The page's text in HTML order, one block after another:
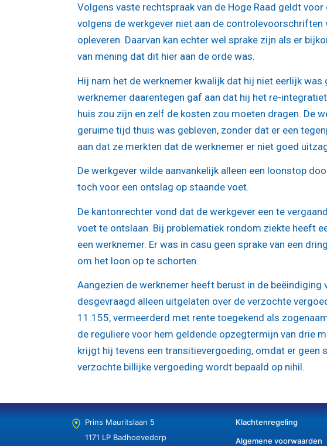
Volgens vaste rechtspraak van de Hoge Raad geldt
volgens de werkgever niet aan de
opleveren. Daarvan kan echter wel sprake zijn als er
van mening dat dit hier aan de orde was.
Hij nam het de werknemer kwalijk dat hij niet eerlijk
werknemer daarentegen gaf aan dat hij het re-
huis zou zijn en zelf de kosten zou moeten dragen. De
geruime tijd thuis was gebleven, zonder dat er een
aan dat ze merkten dat de werknemer er niet goed
De werkgever wilde aanvankelijk alleen een loonstop
toch voor een ontslag op staande voet.
De kantonrechter vond dat de werkgever een te
voet te ontslaan. Bij problematiek rondom ziekte heeft
een werknemer. Er was in casu geen sprake van een
om het loon op te schorten.
Aangezien de werknemer heeft berust in de
desgevraagd alleen uitgelaten over de verzochte
11.155, vermeerderd met rente toegekend als
de reguliere voor hem geldende opzegtermijn van drie
krijgt hij tevens een transitievergoeding, omdat er geen
verzochte billijke vergoeding wordt bepaald op nihil.
Prins Mauritslaan 5
1171 LP Badhoevedorp
Klachtenregeling
Algemene voorwaarden